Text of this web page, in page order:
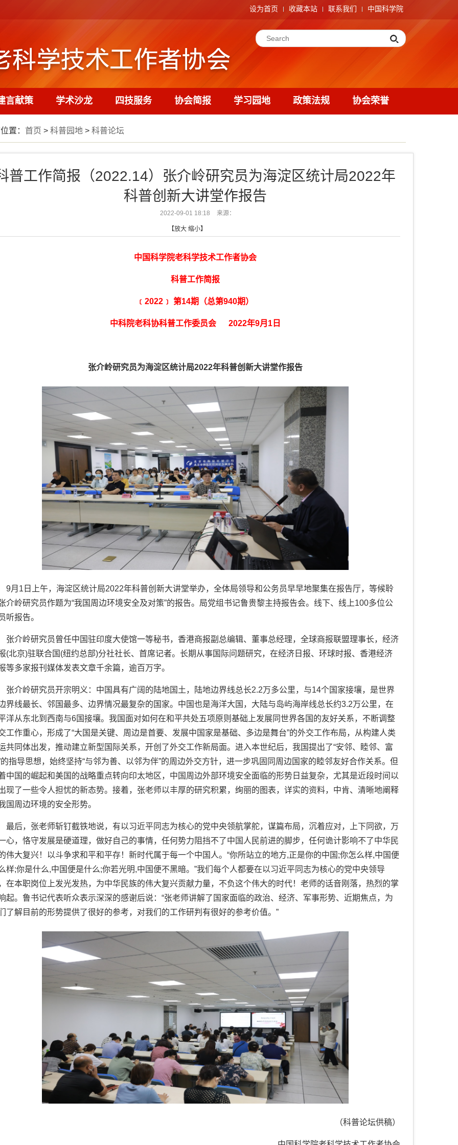
设为首页 收藏本站 联系我们 中国科学院
言献策 学术沙龙 四技服务 协会简报 学习园地 政策法规 协会荣誉
置： 首页 > 科普园地 > 科普论坛
普工作简报（2022.14）张介岭研究员为海淀区统计局2022年
科普创新大讲堂作报告
2022-09-01 18:18 来源：
【放大 缩小】
中国科学院老科学技术工作者协会
科普工作简报
﹝2022﹞ 第14期（总第940期）
中科院老科协科普工作委员会 2022年9月1日
张介岭研究员为海淀区统计局2022年科普创新大讲堂作报告
1日上午，海淀区统计局2022年科普创新大讲堂举办，全体局领导和公务员早早地聚集在报告厅，等候聆
介岭研究员作题为“我国周边环境安全及对策”的报告。局党组书记鲁贵黎主持报告会。线下、线上100多位公
听报告。
介岭研究员曾任中国驻印度大使馆一等秘书，香港商报副总编辑、董事总经理，全球商报联盟理事长，经济
(北京)驻联合国(纽约总部)分社社长、首席记者。长期从事国际问题研究，在经济日报、环球时报、香港经济
等多家报刊媒体发表文章千余篇，逾百万字。
介岭研究员开宗明义：中国具有广阔的陆地国土，陆地边界线总长2.2万多公里，与14个国家接壤，是世界
边界线最长、邻国最多、边界情况最复杂的国家。中国也是海洋大国，大陆与岛屿海岸线总长约3.2万公里，在
洋从东北到西南与6国接壤。我国面对如何在和平共处五项原则基础上发展同世界各国的友好关系，不断调整
工作重心，形成了“大国是关键、周边是首要、发展中国家是基础、多边是舞台”的外交工作布局，从构建人类
共同体出发，推动建立新型国际关系，开创了外交工作新局面。进入本世纪后，我国提出了“安邻、睦邻、富
的指导思想，始终坚持“与邻为善、以邻为伴”的周边外交方针，进一步巩固同周边国家的睦邻友好合作关系。但
中国的崛起和美国的战略重点转向印太地区，中国周边外部环境安全面临的形势日益复杂，尤其是近段时间以
现了一些令人担忧的新态势。接着，张老师以丰厚的研究积累，绚丽的图表，详实的资料，中肯、清晰地阐释
国周边环境的安全形势。
后，张老师斩钉截铁地说，有以习近平同志为核心的党中央领航掌舵，谋篇布局，沉着应对，上下同欲，万
心，恪守发展是硬道理，做好自己的事情，任何势力阻挡不了中国人民前进的脚步，任何诡计影响不了中华民
伟大复兴！以斗争求和平和平存！新时代属于每一个中国人。“你所站立的地方,正是你的中国;你怎么样,中国便
样;你是什么,中国便是什么;你若光明,中国便不黑暗。”我们每个人都要在以习近平同志为核心的党中央领导
在本职岗位上发光发热，为中华民族的伟大复兴贡献力量，不负这个伟大的时代！老师的话音刚落，热烈的掌
起。鲁书记代表听众表示深深的感谢后说：“张老师讲解了国家面临的政治、经济、军事形势、近期焦点，为
了解目前的形势提供了很好的参考，对我们的工作研判有很好的参考价值。”
（科普论坛供稿）